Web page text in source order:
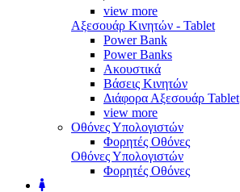
view more
Αξεσουάρ Κινητών - Tablet
Power Bank
Power Banks
Ακουστικά
Βάσεις Κινητών
Διάφορα Αξεσουάρ Tablet
view more
Οθόνες Υπολογιστών
Φορητές Οθόνες
Οθόνες Υπολογιστών
Φορητές Οθόνες